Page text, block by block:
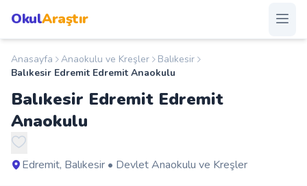
OkulAraştır
Anasayfa
Okullar
Şehirler
Anasayfa Anaokulu ve Kreşler
Balıkesir
Balıkesir Edremit Edremit Anaokulu
Balıkesir Edremit Edremit
Anaokulu
Edremit, Balıkesir • Devlet Anaokulu ve Kreşler